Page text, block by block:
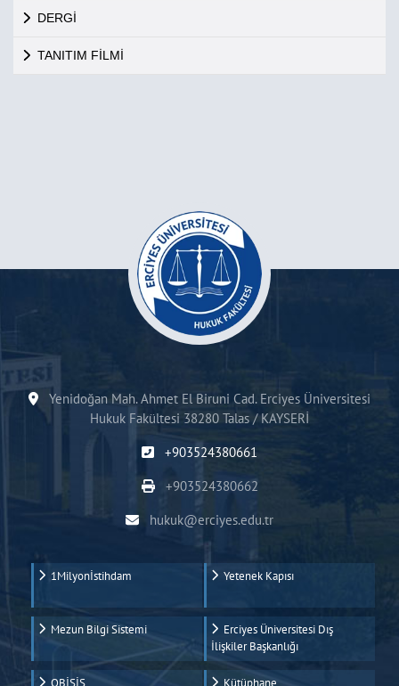
DERGİ
TANITIM FİLMİ
Yenidoğan Mah. Ahmet El Biruni Cad. Erciyes Üniversitesi
Hukuk Fakültesi 38280 Talas / KAYSERİ
+903524380661
+903524380662
hukuk@erciyes.edu.tr
1Milyonİstihdam Yetenek Kapısı
Mezun Bilgi Sistemi
Erciyes Üniversitesi Dış
İlişkiler Başkanlığı
OBİSİS Kütüphane